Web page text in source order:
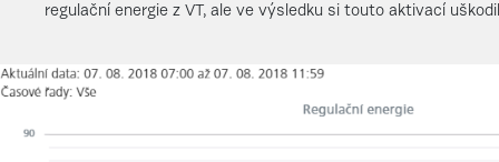
regulační energie z VT, ale ve výsledku si touto aktivací